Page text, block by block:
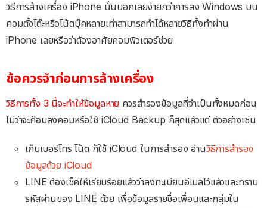
วิธีการล้างเครื่อง iPhone นั้นบอกเลยง่ายกว่าการลง Windows บน
คอมตั้งโต๊ะหรือโน้ตบุ๊คหลายเท่าสามารถทำได้หลายวิธีทั้งทำผ่าน
iPhone เลยหรือว่าต้องอาศัยคอมพิวเตอร์ช่วย
ข้อควรจำก่อนการล้างเครื่อง
วิธีการทั้ง 3 นี้จะทำให้ข้อมูลหาย ควรสำรองข้อมูลที่จำเป็นทั้งหมดก่อน
ไม่ว่าจะก๊อบลงคอมหรือใช้ iCloud Backup ก็สุดแล้วแต่ ตัวอย่างเช่น
เก็บเบอร์โทร โน็ต ก็ใช้ iCloud ในการสำรอง อ่านวิธีการสำรอง
ข้อมูลด้วย iCloud
LINE ต้องเช็คให้เรียบร้อยแล้วว่าลงทะเบียนอีเมลไว้แล้วและทราบ
รหัสผ่านของ LINE ด้วย เพื่อข้อมูลรายชื่อเพื่อนและกลุ่มใน